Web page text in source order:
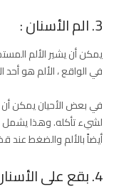
3. الم الأسنان :
يمكن أن يشير الألم
في الواقع ، الألم هو أحد
في بعض الأحيان يمكن أن
لشيء تأكله. وهذا يشمل
أيضاً بالألم والضغط عند
4. بقع على الأسنان :